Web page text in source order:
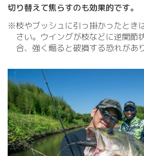
切り替えて焦らすのも効果的です。
※枝やブッシュに引っ掛かったとき
さい。ウイングが枝などに逆関節
合、強く煽ると破損する恐れがあ